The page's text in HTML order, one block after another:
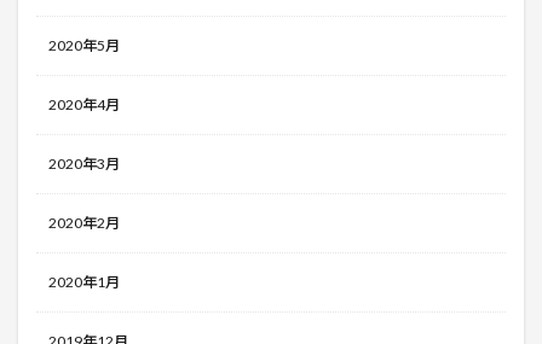
2020年5月
2020年4月
2020年3月
2020年2月
2020年1月